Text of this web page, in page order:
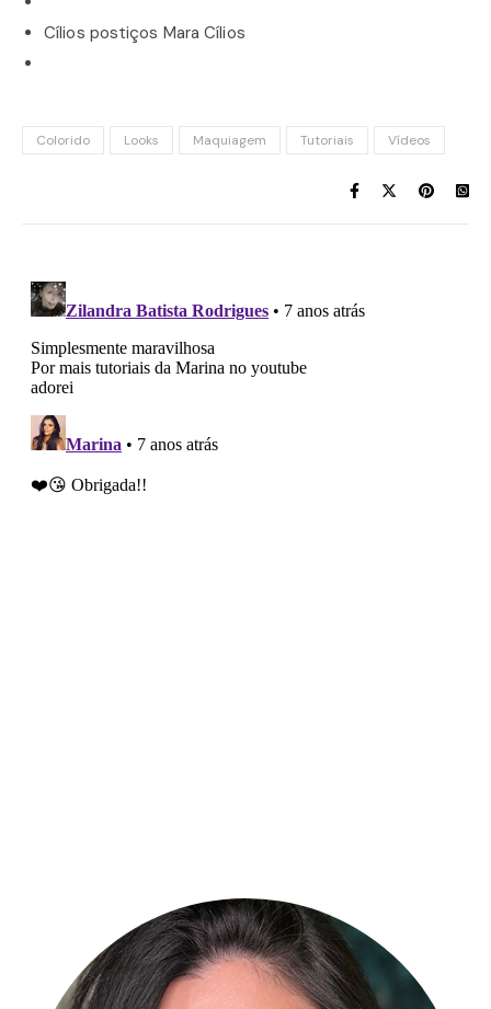
Cílios postiços Mara Cílios
Colorido Looks Maquiagem Tutoriais Vídeos